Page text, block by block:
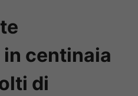
centinaia
di